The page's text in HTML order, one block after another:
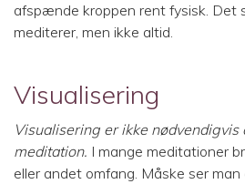
afspænde kroppen rent fysisk. Det
mediterer, men ikke altid.
Visualisering
Visualisering er ikke nødvendigvis
meditation. I mange meditationer
eller andet omfang. Måske ser